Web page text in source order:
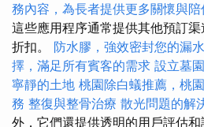
務內容，為長者提供更多關懷與陪
這些應用程序通常提供其他預訂
折扣。 防水膠，強效密封您的漏
擇，滿足所有賓客的需求 設立墓
寧靜的土地 桃園除白蟻推薦，桃
務 整復與整骨治療 散光問題的解
外，它們還提供透明的用戶評估